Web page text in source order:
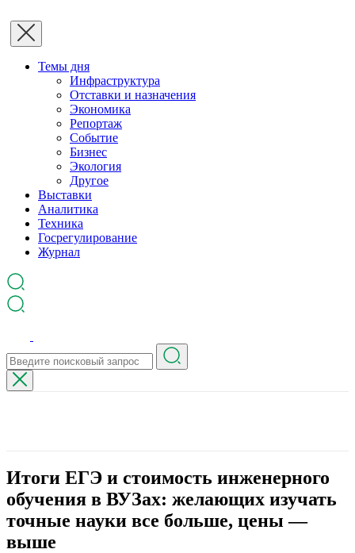
Темы дня
Инфраструктура
Отставки и назначения
Экономика
Репортаж
Событие
Бизнес
Экология
Другое
Выставки
Аналитика
Техника
Госрегулирование
Журнал
Итоги ЕГЭ и стоимость инженерного
обучения в ВУЗах: желающих изучать
точные науки все больше, цены —
выше